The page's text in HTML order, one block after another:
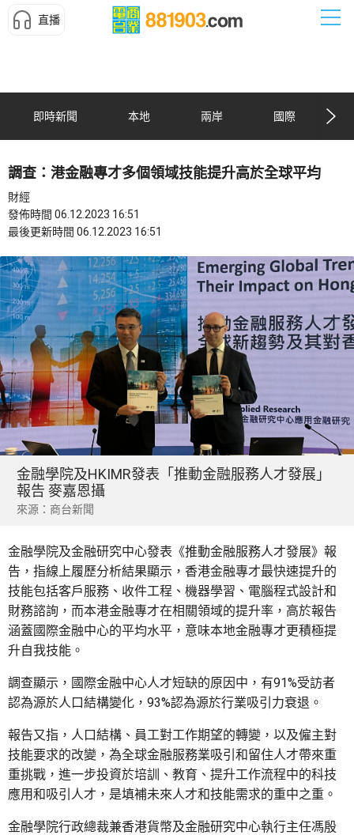
直播
即時新聞 本地 兩岸 國際
調查：港金融專才多個領域技能提升高於全球平均
財經
發佈時間 06.12.2023 16:51
最後更新時間 06.12.2023 16:51
金融學院及HKIMR發表「推動金融服務人才發展」
報告 麥嘉恩攝
來源：商台新聞
金融學院及金融研究中心發表《推動金融服務人才發展》報
告，指線上履歷分析結果顯示，香港金融專才最快速提升的
技能包括客戶服務、收件工程、機器學習、電腦程式設計和
財務諮詢，而本港金融專才在相關領域的提升率，高於報告
涵蓋國際金融中心的平均水平，意味本地金融專才更積極提
升自我技能。
調查顯示，國際金融中心人才短缺的原因中，有91%受訪者
認為源於人口結構變化，93%認為源於行業吸引力衰退。
報告又指，人口結構、員工對工作期望的轉變，以及僱主對
技能要求的改變，為全球金融服務業吸引和留住人才帶來重
重挑戰，進一步投資於培訓、教育、提升工作流程中的科技
應用和吸引人才，是填補未來人才和技能需求的重中之重。
金融學院行政總裁兼香港貨幣及金融研究中心執行主任馮殷